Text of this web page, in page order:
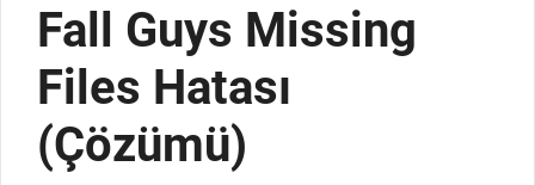
Fall Guys Missing
Files Hatası
(Çözümü)